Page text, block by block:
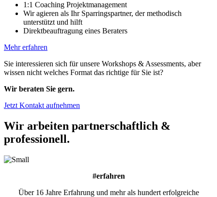
1:1 Coaching Projektmanagement
Wir agieren als Ihr Sparringspartner, der methodisch
unterstützt und hilft
Direktbeauftragung eines Beraters
Mehr erfahren
Sie interessieren sich für unsere Workshops & Assessments, aber
wissen nicht welches Format das richtige für Sie ist?
Wir beraten Sie gern.
Jetzt Kontakt aufnehmen
Wir arbeiten partnerschaftlich &
professionell.
#erfahren
Über 16 Jahre Erfahrung und mehr als hundert erfolgreiche